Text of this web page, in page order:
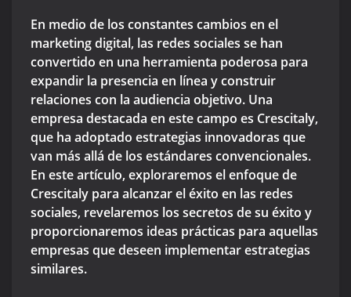
En medio de los constantes cambios en el
marketing digital, las redes sociales se han
convertido en una herramienta poderosa para
expandir la presencia en línea y construir
relaciones con la audiencia objetivo. Una
empresa destacada en este campo es Crescitaly,
que ha adoptado estrategias innovadoras que
van más allá de los estándares convencionales.
En este artículo, exploraremos el enfoque de
Crescitaly para alcanzar el éxito en las redes
sociales, revelaremos los secretos de su éxito y
proporcionaremos ideas prácticas para aquellas
empresas que deseen implementar estrategias
similares.